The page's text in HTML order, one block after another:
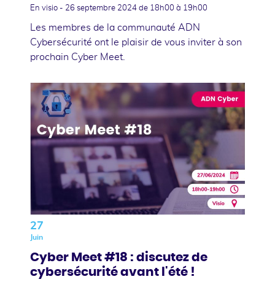
En visio - 26 septembre 2024 de 18h00 à 19h00
Les membres de la communauté ADN
Cybersécurité ont le plaisir de vous inviter à son
prochain Cyber Meet.
27
Juin
Cyber Meet #18 : discutez de
cybersécurité avant l'été !